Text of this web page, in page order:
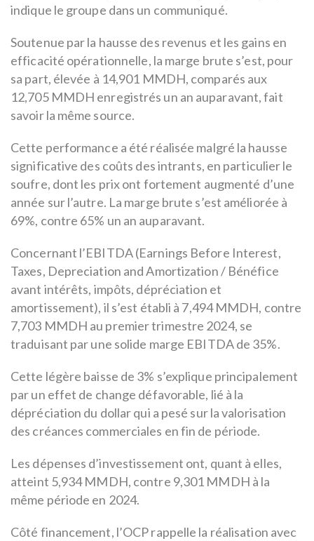
indique le groupe dans un communiqué.
Soutenue par la hausse des revenus et les gains en
efficacité opérationnelle, la marge brute s’est, pour
sa part, élevée à 14,901 MMDH, comparés aux
12,705 MMDH enregistrés un an auparavant, fait
savoir la même source.
Cette performance a été réalisée malgré la hausse
significative des coûts des intrants, en particulier le
soufre, dont les prix ont fortement augmenté d’une
année sur l’autre. La marge brute s’est améliorée à
69%, contre 65% un an auparavant.
Concernant l’EBITDA (Earnings Before Interest,
Taxes, Depreciation and Amortization / Bénéfice
avant intérêts, impôts, dépréciation et
amortissement), il s’est établi à 7,494 MMDH, contre
7,703 MMDH au premier trimestre 2024, se
traduisant par une solide marge EBITDA de 35%.
Cette légère baisse de 3% s’explique principalement
par un effet de change défavorable, lié à la
dépréciation du dollar qui a pesé sur la valorisation
des créances commerciales en fin de période.
Les dépenses d’investissement ont, quant à elles,
atteint 5,934 MMDH, contre 9,301 MMDH à la
même période en 2024.
Côté financement, l’OCP rappelle la réalisation avec